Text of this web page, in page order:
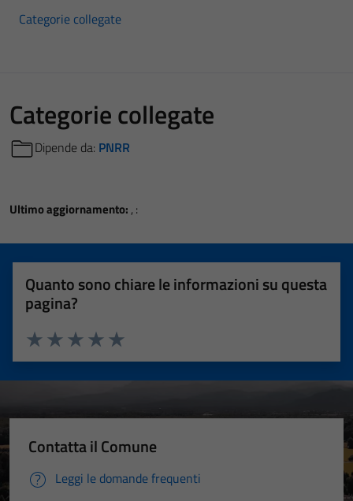
Categorie collegate
Categorie collegate
Dipende da: PNRR
Ultimo aggiornamento: , :
Quanto sono chiare le informazioni su questa
pagina?
Valuta 5 stelle su 5
Valuta 4 stelle su 5
Valuta 3 stelle su 5
Valuta 2 stelle su 5
Valuta 1 stelle su 5
Contatta il Comune
Leggi le domande frequenti